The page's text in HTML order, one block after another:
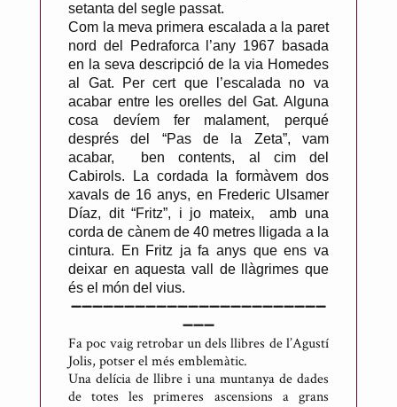
setanta del segle passat.
Com la meva primera escalada a la paret
nord del Pedraforca l’any 1967 basada
en la seva descripció de la via Homedes
al Gat. Per cert que l’escalada no va
acabar entre les orelles del Gat. Alguna
cosa devíem fer malament, perqué
després del “Pas de la Zeta”, vam
acabar, ben contents, al cim del
Cabirols. La cordada la formàvem dos
xavals de 16 anys, en Frederic Ulsamer
Díaz, dit “Fritz”, i jo mateix, amb una
corda de cànem de 40 metres lligada a la
cintura. En Fritz ja fa anys que ens va
deixar en aquesta vall de llàgrimes que
és el món del vius.
➖➖➖➖➖➖➖➖➖➖➖➖➖➖➖➖➖➖➖➖➖➖➖➖
➖➖➖
Fa poc vaig retrobar un dels llibres de l’Agustí
Jolis, potser el més emblemàtic.
Una delícia de llibre i una muntanya de dades
de totes les primeres ascensions a grans